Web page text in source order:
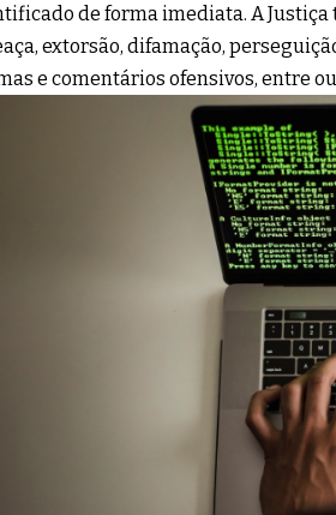
de forma imediata. A Justiça
extorsão, difamação,
e comentários ofensivos, entre